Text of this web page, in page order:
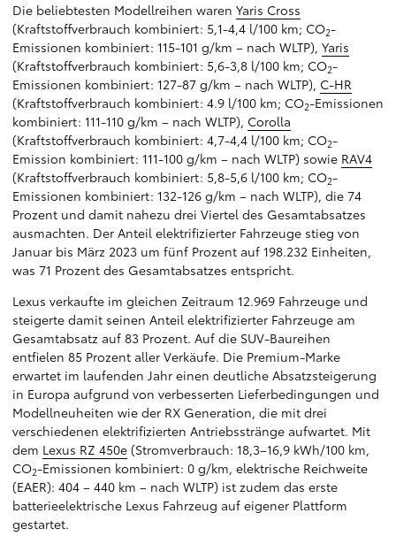
Die beliebtesten Modellreihen waren Yaris Cross
(Kraftstoffverbrauch kombiniert: 5,1-4,4 l/100 km; CO2-
Emissionen kombiniert: 115-101 g/km – nach WLTP), Yaris
(Kraftstoffverbrauch kombiniert: 5,6-3,8 l/100 km; CO2-
Emissionen kombiniert: 127-87 g/km – nach WLTP), C-HR
(Kraftstoffverbrauch kombiniert: 4.9 l/100 km; CO2-Emissionen
kombiniert: 111-110 g/km – nach WLTP), Corolla
(Kraftstoffverbrauch kombiniert: 4,7-4,4 l/100 km; CO2-
Emission kombiniert: 111-100 g/km – nach WLTP) sowie RAV4
(Kraftstoffverbrauch kombiniert: 5,8-5,6 l/100 km; CO2-
Emissionen kombiniert: 132-126 g/km – nach WLTP), die 74
Prozent und damit nahezu drei Viertel des Gesamtabsatzes
ausmachten. Der Anteil elektrifizierter Fahrzeuge stieg von
Januar bis März 2023 um fünf Prozent auf 198.232 Einheiten,
was 71 Prozent des Gesamtabsatzes entspricht.
Lexus verkaufte im gleichen Zeitraum 12.969 Fahrzeuge und
steigerte damit seinen Anteil elektrifizierter Fahrzeuge am
Gesamtabsatz auf 83 Prozent. Auf die SUV-Baureihen
entfielen 85 Prozent aller Verkäufe. Die Premium-Marke
erwartet im laufenden Jahr einen deutliche Absatzsteigerung
in Europa aufgrund von verbesserten Lieferbedingungen und
Modellneuheiten wie der RX Generation, die mit drei
verschiedenen elektrifizierten Antriebsstränge aufwartet. Mit
dem Lexus RZ 450e (Stromverbrauch: 18,3–16,9 kWh/100 km,
CO2-Emissionen kombiniert: 0 g/km, elektrische Reichweite
(EAER): 404 – 440 km – nach WLTP) ist zudem das erste
batterieelektrische Lexus Fahrzeug auf eigener Plattform
gestartet.